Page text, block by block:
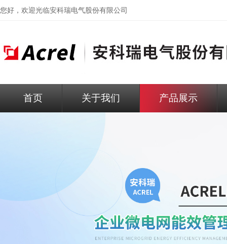
您好，欢迎光临安科瑞电气股份有限公司
首页 关于我们 产品展示